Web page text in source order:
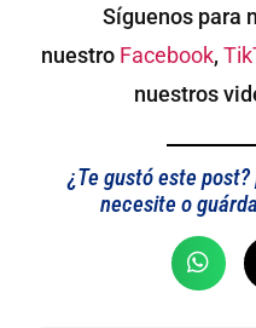
Síguenos para
nuestro Facebook,
nuestros
¿Te gustó este
necesite o